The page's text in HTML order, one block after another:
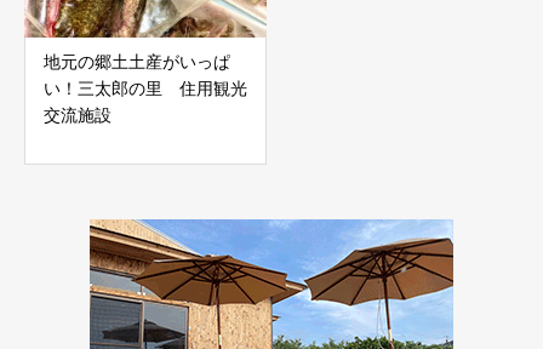
地元の郷土土産がいっぱ
い！三太郎の里 住用観光
交流施設